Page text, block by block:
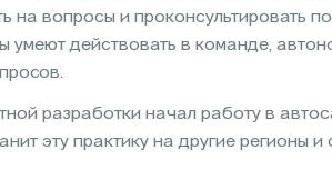
вопросы и проконсультировать
умеют действовать в команде,
разработки начал работу в
эту практику на другие регионы и